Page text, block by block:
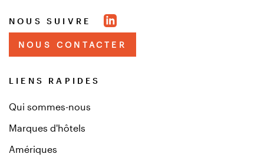
NOUS SUIVRE
NOUS CONTACTER
LIENS RAPIDES
Qui sommes-nous
Marques d'hôtels
Amériques